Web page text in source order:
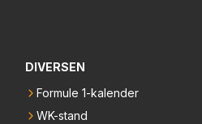
DIVERSEN
Formule 1-kalender
WK-stand